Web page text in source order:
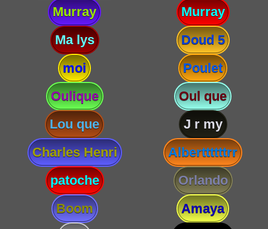
Murray
Murray
Ma lys
Doud 5
moi
Poulet
Oulique
Oul que
Lou que
J r my
Charles Henri
Alberttttttrr
patoche
Orlando
Boom
Amaya